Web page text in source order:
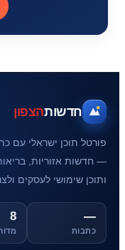
חדשותהצפון
פורטל תוכן ישראלי עם
— חדשות אזוריות,
ותוכן שימושי לעסקים
—
כתבות
8